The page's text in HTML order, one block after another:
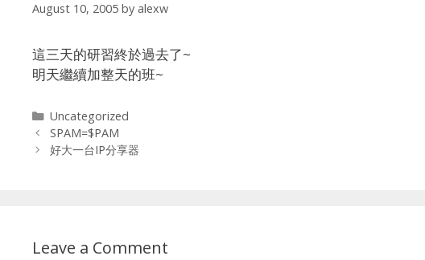
August 10, 2005 by alexw
這三天的研習終於過去了~
明天繼續加整天的班~
Categories
Uncategorized
SPAM=$PAM
好大一台IP分享器
Leave a Comment